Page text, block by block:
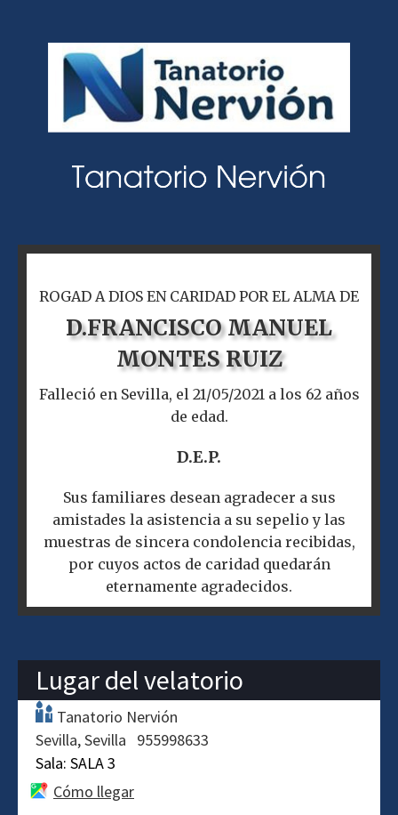
ROGAD A DIOS EN CARIDAD POR EL ALMA DE
D.FRANCISCO MANUEL
MONTES RUIZ
Falleció en Sevilla, el 21/05/2021 a los 62 años
de edad.
D.E.P.
Sus familiares desean agradecer a sus
amistades la asistencia a su sepelio y las
muestras de sincera condolencia recibidas,
por cuyos actos de caridad quedarán
eternamente agradecidos.
Lugar del velatorio
Tanatorio Nervión
Sevilla Sevilla
955998633
Sala: SALA 3
Cómo llegar